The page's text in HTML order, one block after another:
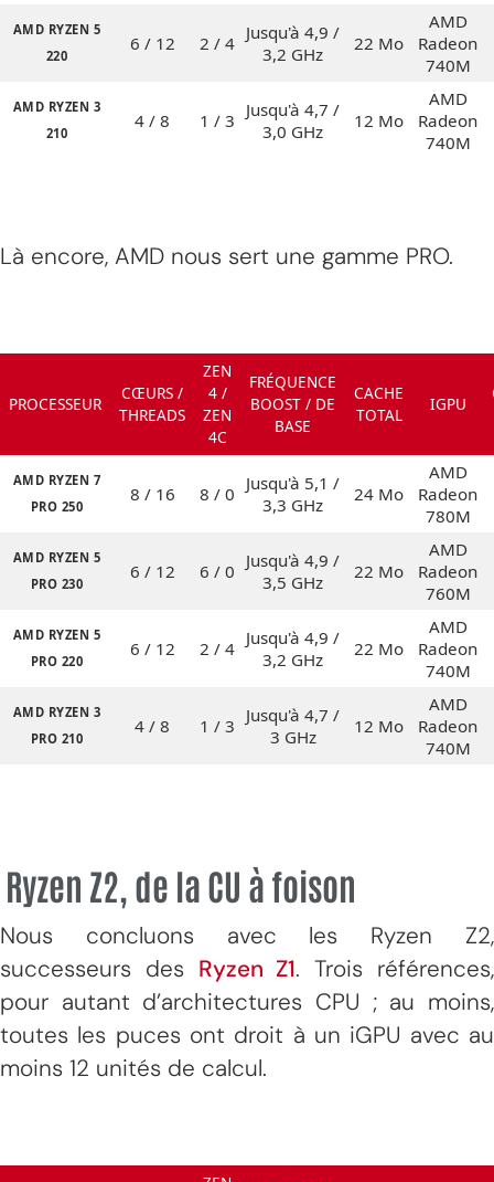
AMD RYZEN 5
220
6 / 12 2 / 4 Jusqu'à 4,9 /
3,2 GHz
22 Mo
AMD
Radeon
740M
AMD RYZEN 3
210
4 / 8 1 / 3 Jusqu'à 4,7 /
3,0 GHz
12 Mo
AMD
Radeon
740M
Là encore, AMD nous sert une gamme PRO.
PROCESSEUR
CŒURS /
THREADS
ZEN
4 /
ZEN
4C
FRÉQUENCE
BOOST / DE
BASE
CACHE
TOTAL
IGPU
AMD RYZEN 7
PRO 250
8 / 16 8 / 0 Jusqu'à 5,1 /
3,3 GHz
24 Mo
AMD
Radeon
780M
AMD RYZEN 5
PRO 230
6 / 12 6 / 0 Jusqu'à 4,9 /
3,5 GHz
22 Mo
AMD
Radeon
760M
AMD RYZEN 5
PRO 220
6 / 12 2 / 4 Jusqu'à 4,9 /
3,2 GHz
22 Mo
AMD
Radeon
740M
AMD RYZEN 3
PRO 210
4 / 8 1 / 3 Jusqu'à 4,7 /
3 GHz
12 Mo
AMD
Radeon
740M
Ryzen Z2, de la CU à foison
Nous concluons avec les Ryzen Z2,
successeurs des Ryzen Z1. Trois références,
pour autant d’architectures CPU ; au moins,
toutes les puces ont droit à un iGPU avec au
moins 12 unités de calcul.